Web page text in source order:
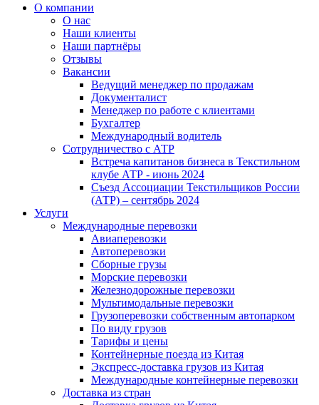
О компании
О нас
Наши клиенты
Наши партнёры
Отзывы
Вакансии
Ведущий менеджер по продажам
Документалист
Менеджер по работе с клиентами
Бухгалтер
Международный водитель
Сотрудничество с АТР
Встреча капитанов бизнеса в Текстильном
клубе АТР - июнь 2024
Съезд Ассоциации Текстильщиков России
(АТР) – сентябрь 2024
Услуги
Международные перевозки
Авиаперевозки
Автоперевозки
Сборные грузы
Морские перевозки
Железнодорожные перевозки
Мультимодальные перевозки
Грузоперевозки собственным автопарком
По виду грузов
Тарифы и цены
Контейнерные поезда из Китая
Экспресс-доставка грузов из Китая
Международные контейнерные перевозки
Доставка из стран